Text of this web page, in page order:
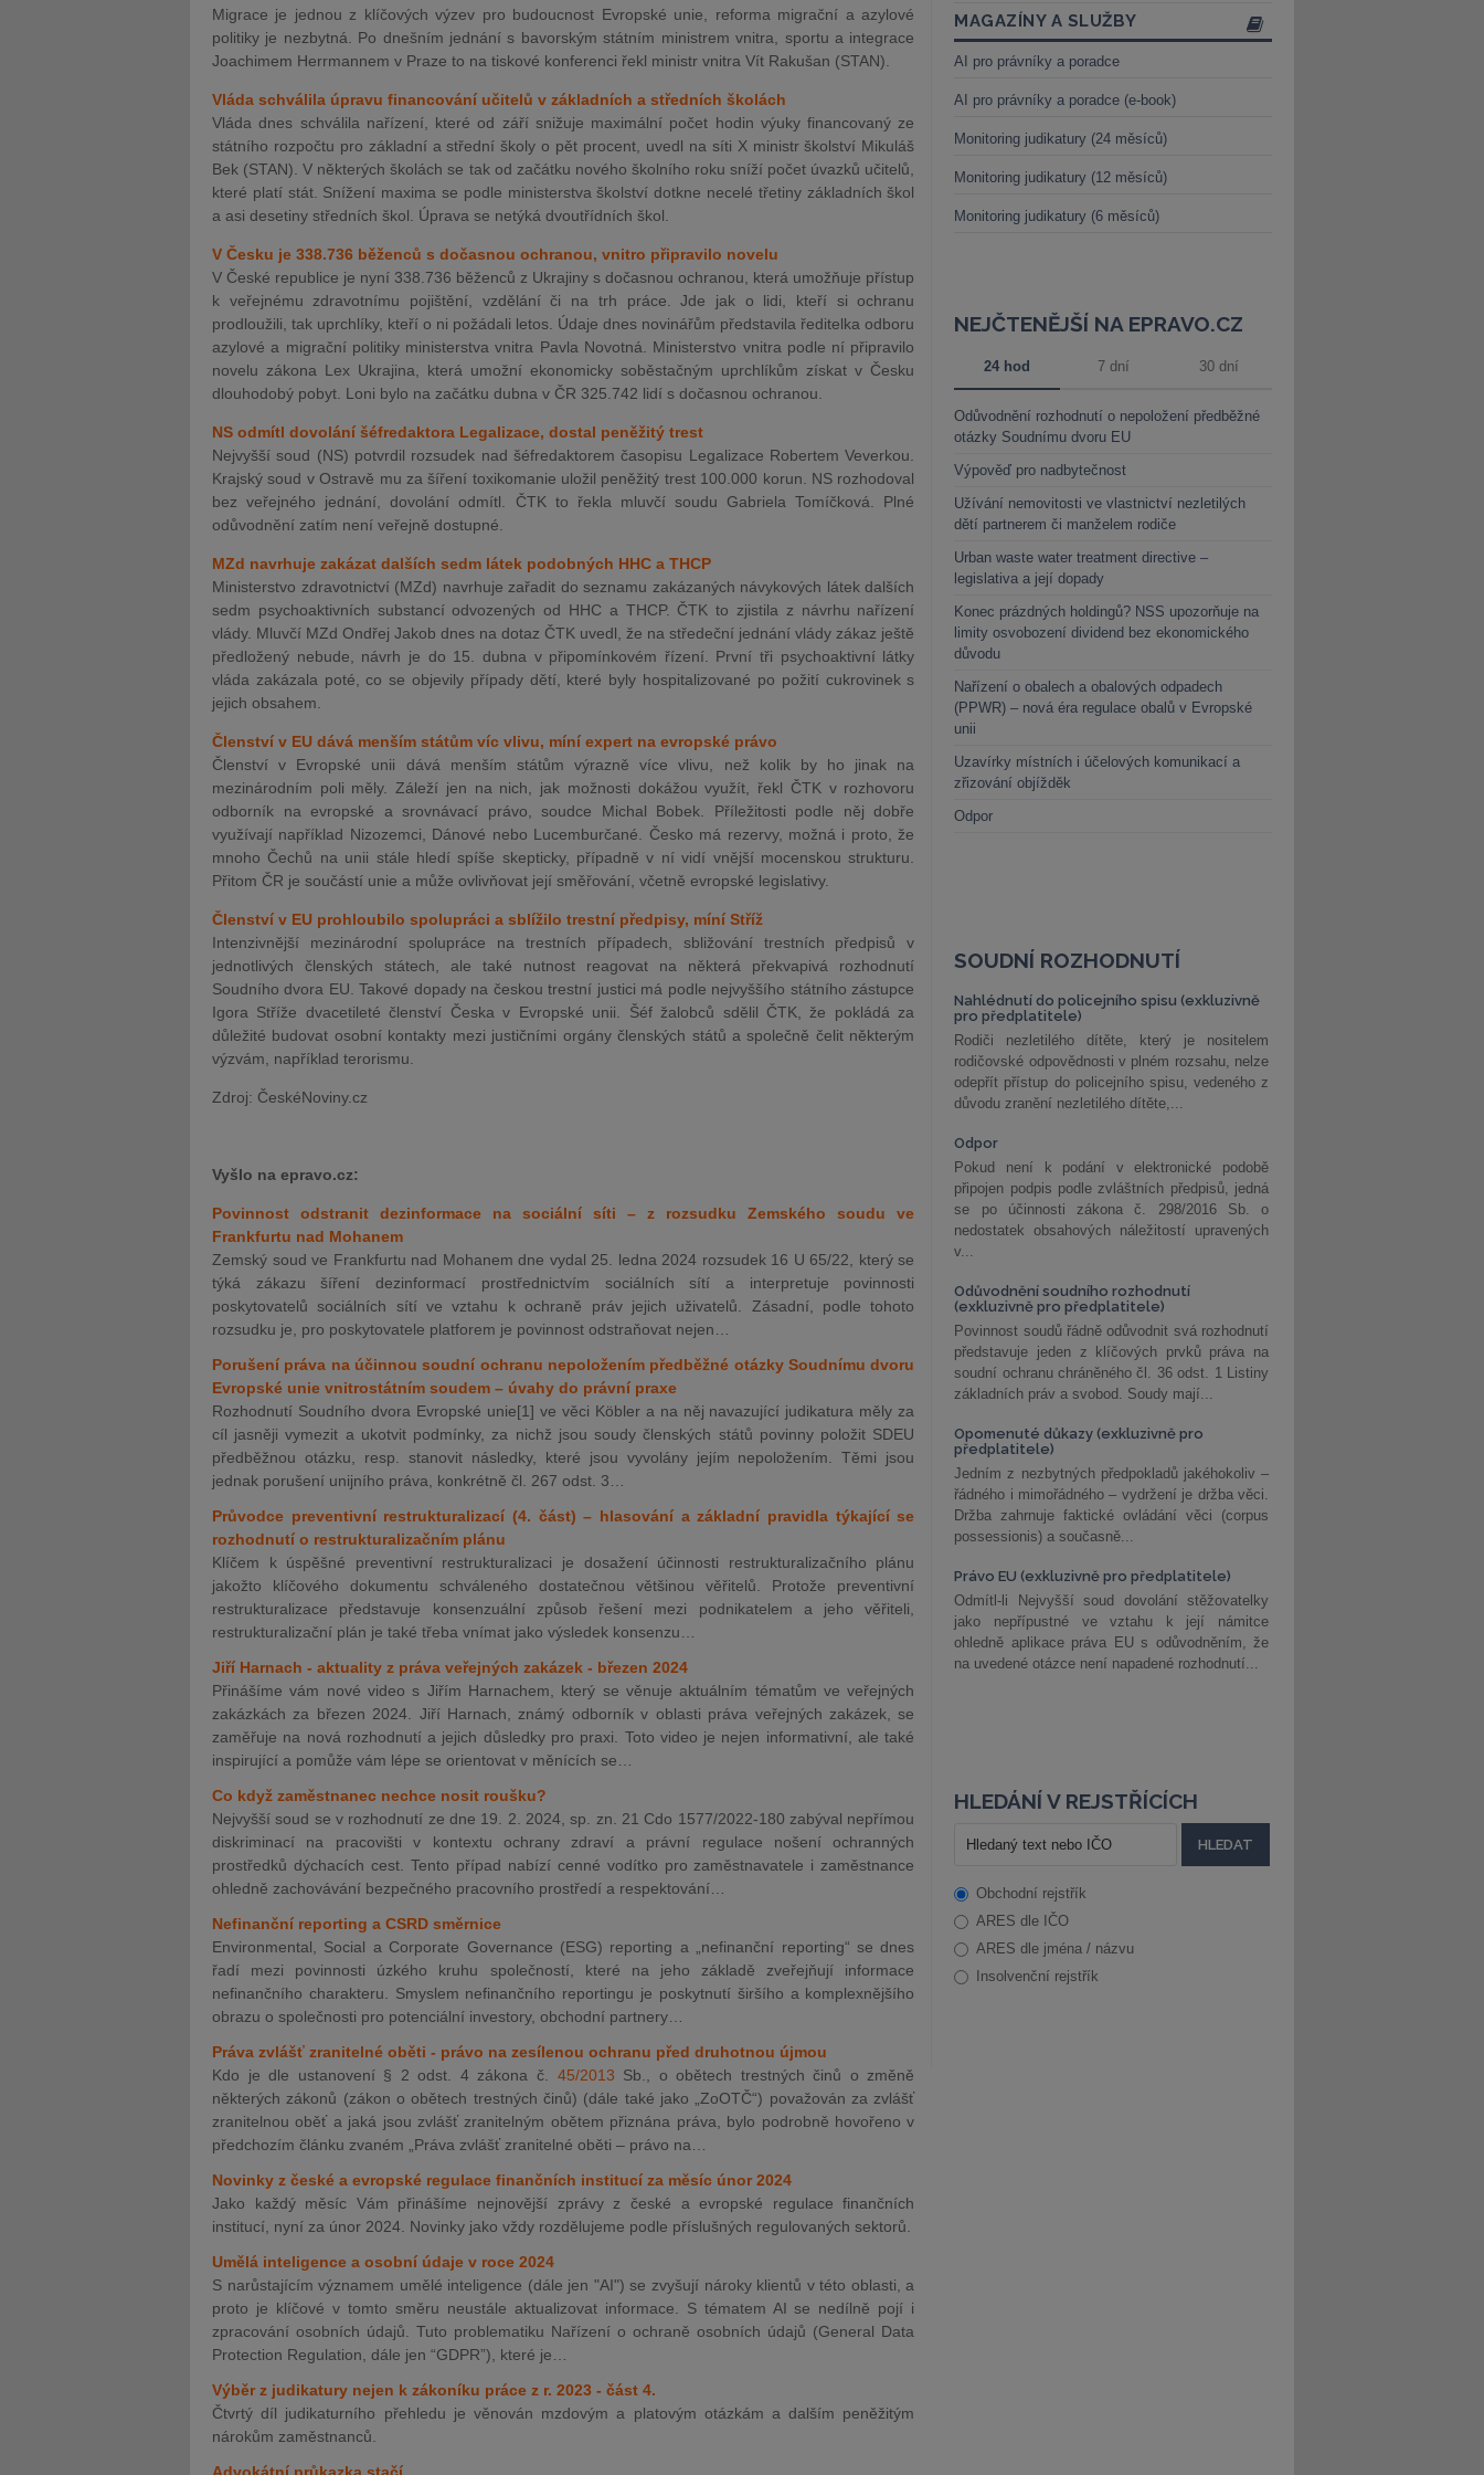
Migrace je jednou z klíčových výzev pro budoucnost Evropské unie, reforma migrační a azylové
politiky je nezbytná. Po dnešním jednání s bavorským státním ministrem vnitra, sportu a integrace
Joachimem Herrmannem v Praze to na tiskové konferenci řekl ministr vnitra Vít Rakušan (STAN).
Vláda schválila úpravu financování učitelů v základních a středních školách
Vláda dnes schválila nařízení, které od září snižuje maximální počet hodin výuky financovaný ze
státního rozpočtu pro základní a střední školy o pět procent, uvedl na síti X ministr školství Mikuláš
Bek (STAN). V některých školách se tak od začátku nového školního roku sníží počet úvazků učitelů,
které platí stát. Snížení maxima se podle ministerstva školství dotkne necelé třetiny základních škol
a asi desetiny středních škol. Úprava se netýká dvoutřídních škol.
V Česku je 338.736 běženců s dočasnou ochranou, vnitro připravilo novelu
V České republice je nyní 338.736 běženců z Ukrajiny s dočasnou ochranou, která umožňuje přístup
k veřejnému zdravotnímu pojištění, vzdělání či na trh práce. Jde jak o lidi, kteří si ochranu
prodloužili, tak uprchlíky, kteří o ni požádali letos. Údaje dnes novinářům představila ředitelka odboru
azylové a migrační politiky ministerstva vnitra Pavla Novotná. Ministerstvo vnitra podle ní připravilo
novelu zákona Lex Ukrajina, která umožní ekonomicky soběstačným uprchlíkům získat v Česku
dlouhodobý pobyt. Loni bylo na začátku dubna v ČR 325.742 lidí s dočasnou ochranou.
NS odmítl dovolání šéfredaktora Legalizace, dostal peněžitý trest
Nejvyšší soud (NS) potvrdil rozsudek nad šéfredaktorem časopisu Legalizace Robertem Veverkou.
Krajský soud v Ostravě mu za šíření toxikomanie uložil peněžitý trest 100.000 korun. NS rozhodoval
bez veřejného jednání, dovolání odmítl. ČTK to řekla mluvčí soudu Gabriela Tomíčková. Plné
odůvodnění zatím není veřejně dostupné.
MZd navrhuje zakázat dalších sedm látek podobných HHC a THCP
Ministerstvo zdravotnictví (MZd) navrhuje zařadit do seznamu zakázaných návykových látek dalších
sedm psychoaktivních substancí odvozených od HHC a THCP. ČTK to zjistila z návrhu nařízení
vlády. Mluvčí MZd Ondřej Jakob dnes na dotaz ČTK uvedl, že na středeční jednání vlády zákaz ještě
předložený nebude, návrh je do 15. dubna v připomínkovém řízení. První tři psychoaktivní látky
vláda zakázala poté, co se objevily případy dětí, které byly hospitalizované po požití cukrovinek s
jejich obsahem.
Členství v EU dává menším státům víc vlivu, míní expert na evropské právo
Členství v Evropské unii dává menším státům výrazně více vlivu, než kolik by ho jinak na
mezinárodním poli měly. Záleží jen na nich, jak možnosti dokážou využít, řekl ČTK v rozhovoru
odborník na evropské a srovnávací právo, soudce Michal Bobek. Příležitosti podle něj dobře
využívají například Nizozemci, Dánové nebo Lucemburčané. Česko má rezervy, možná i proto, že
mnoho Čechů na unii stále hledí spíše skepticky, případně v ní vidí vnější mocenskou strukturu.
Přitom ČR je součástí unie a může ovlivňovat její směřování, včetně evropské legislativy.
Členství v EU prohloubilo spolupráci a sblížilo trestní předpisy, míní Stříž
Intenzivnější mezinárodní spolupráce na trestních případech, sbližování trestních předpisů v
jednotlivých členských státech, ale také nutnost reagovat na některá překvapivá rozhodnutí
Soudního dvora EU. Takové dopady na českou trestní justici má podle nejvyššího státního zástupce
Igora Stříže dvacetileté členství Česka v Evropské unii. Šéf žalobců sdělil ČTK, že pokládá za
důležité budovat osobní kontakty mezi justičními orgány členských států a společně čelit některým
výzvám, například terorismu.
Zdroj: ČeskéNoviny.cz
Vyšlo na epravo.cz:
Povinnost odstranit dezinformace na sociální síti – z rozsudku Zemského soudu ve
Frankfurtu nad Mohanem
Zemský soud ve Frankfurtu nad Mohanem dne vydal 25. ledna 2024 rozsudek 16 U 65/22, který se
týká zákazu šíření dezinformací prostřednictvím sociálních sítí a interpretuje povinnosti
poskytovatelů sociálních sítí ve vztahu k ochraně práv jejich uživatelů. Zásadní, podle tohoto
rozsudku je, pro poskytovatele platforem je povinnost odstraňovat nejen…
Porušení práva na účinnou soudní ochranu nepoložením předběžné otázky Soudnímu dvoru
Evropské unie vnitrostátním soudem – úvahy do právní praxe
Rozhodnutí Soudního dvora Evropské unie[1] ve věci Köbler a na něj navazující judikatura měly za
cíl jasněji vymezit a ukotvit podmínky, za nichž jsou soudy členských států povinny položit SDEU
předběžnou otázku, resp. stanovit následky, které jsou vyvolány jejím nepoložením. Těmi jsou
jednak porušení unijního práva, konkrétně čl. 267 odst. 3…
Průvodce preventivní restrukturalizací (4. část) – hlasování a základní pravidla týkající se
rozhodnutí o restrukturalizačním plánu
Klíčem k úspěšné preventivní restrukturalizaci je dosažení účinnosti restrukturalizačního plánu
jakožto klíčového dokumentu schváleného dostatečnou většinou věřitelů. Protože preventivní
restrukturalizace představuje konsenzuální způsob řešení mezi podnikatelem a jeho věřiteli,
restrukturalizační plán je také třeba vnímat jako výsledek konsenzu…
Jiří Harnach - aktuality z práva veřejných zakázek - březen 2024
Přinášíme vám nové video s Jiřím Harnachem, který se věnuje aktuálním tématům ve veřejných
zakázkách za březen 2024. Jiří Harnach, známý odborník v oblasti práva veřejných zakázek, se
zaměřuje na nová rozhodnutí a jejich důsledky pro praxi. Toto video je nejen informativní, ale také
inspirující a pomůže vám lépe se orientovat v měnících se…
Co když zaměstnanec nechce nosit roušku?
Nejvyšší soud se v rozhodnutí ze dne 19. 2. 2024, sp. zn. 21 Cdo 1577/2022-180 zabýval nepřímou
diskriminací na pracovišti v kontextu ochrany zdraví a právní regulace nošení ochranných
prostředků dýchacích cest. Tento případ nabízí cenné vodítko pro zaměstnavatele i zaměstnance
ohledně zachovávání bezpečného pracovního prostředí a respektování…
Nefinanční reporting a CSRD směrnice
Environmental, Social a Corporate Governance (ESG) reporting a „nefinanční reporting“ se dnes
řadí mezi povinnosti úzkého kruhu společností, které na jeho základě zveřejňují informace
nefinančního charakteru. Smyslem nefinančního reportingu je poskytnutí širšího a komplexnějšího
obrazu o společnosti pro potenciální investory, obchodní partnery…
Práva zvlášť zranitelné oběti - právo na zesílenou ochranu před druhotnou újmou
Kdo je dle ustanovení § 2 odst. 4 zákona č. 45/2013 Sb., o obětech trestných činů o změně
některých zákonů (zákon o obětech trestných činů) (dále také jako „ZoOTČ“) považován za zvlášť
zranitelnou oběť a jaká jsou zvlášť zranitelným obětem přiznána práva, bylo podrobně hovořeno v
předchozím článku zvaném „Práva zvlášť zranitelné oběti – právo na…
Novinky z české a evropské regulace finančních institucí za měsíc únor 2024
Jako každý měsíc Vám přinášíme nejnovější zprávy z české a evropské regulace finančních
institucí, nyní za únor 2024. Novinky jako vždy rozdělujeme podle příslušných regulovaných sektorů.
Umělá inteligence a osobní údaje v roce 2024
S narůstajícím významem umělé inteligence (dále jen "AI") se zvyšují nároky klientů v této oblasti, a
proto je klíčové v tomto směru neustále aktualizovat informace. S tématem AI se nedílně pojí i
zpracování osobních údajů. Tuto problematiku Nařízení o ochraně osobních údajů (General Data
Protection Regulation, dále jen “GDPR”), které je…
Výběr z judikatury nejen k zákoníku práce z r. 2023 - část 4.
Čtvrtý díl judikaturního přehledu je věnován mzdovým a platovým otázkám a dalším peněžitým
nárokům zaměstnanců.
MAGAZÍNY A SLUŽBY
AI pro právníky a poradce
AI pro právníky a poradce (e-book)
Monitoring judikatury (24 měsíců)
Monitoring judikatury (12 měsíců)
Monitoring judikatury (6 měsíců)
NEJČTENĚJŠÍ NA EPRAVO.CZ
24 hod 7 dní 30 dní
Odůvodnění rozhodnutí o nepoložení předběžné
otázky Soudnímu dvoru EU
Výpověď pro nadbytečnost
Užívání nemovitosti ve vlastnictví nezletilých
dětí partnerem či manželem rodiče
Urban waste water treatment directive –
legislativa a její dopady
Konec prázdných holdingů? NSS upozorňuje na
limity osvobození dividend bez ekonomického
důvodu
Nařízení o obalech a obalových odpadech
(PPWR) – nová éra regulace obalů v Evropské
unii
Uzavírky místních i účelových komunikací a
zřizování objížděk
Odpor
SOUDNÍ ROZHODNUTÍ
Nahlédnutí do policejního spisu (exkluzivně
pro předplatitele)
Rodiči nezletilého dítěte, který je nositelem
rodičovské odpovědnosti v plném rozsahu, nelze
odepřít přístup do policejního spisu, vedeného z
důvodu zranění nezletilého dítěte,...
Odpor
Pokud není k podání v elektronické podobě
připojen podpis podle zvláštních předpisů, jedná
se po účinnosti zákona č. 298/2016 Sb. o
nedostatek obsahových náležitostí upravených
v...
Odůvodnění soudního rozhodnutí
(exkluzivně pro předplatitele)
Povinnost soudů řádně odůvodnit svá rozhodnutí
představuje jeden z klíčových prvků práva na
soudní ochranu chráněného čl. 36 odst. 1 Listiny
základních práv a svobod. Soudy mají...
Opomenuté důkazy (exkluzivně pro
předplatitele)
Jedním z nezbytných předpokladů jakéhokoliv –
řádného i mimořádného – vydržení je držba věci.
Držba zahrnuje faktické ovládání věci (corpus
possessionis) a současně...
Právo EU (exkluzivně pro předplatitele)
Odmítl-li Nejvyšší soud dovolání stěžovatelky
jako nepřípustné ve vztahu k její námitce
ohledně aplikace práva EU s odůvodněním, že
na uvedené otázce není napadené rozhodnutí...
HLEDÁNÍ V REJSTŘÍCÍCH
Obchodní rejstřík
ARES dle IČO
ARES dle jména / názvu
Insolvenční rejstřík